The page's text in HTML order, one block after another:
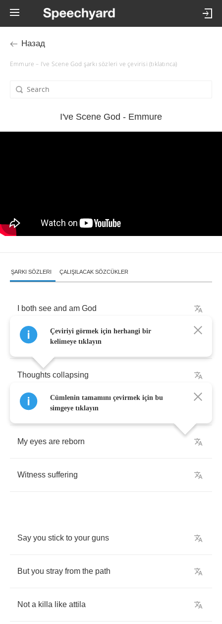
Назад
Emmure – I've Scene God şarkı sözleri ve çevirisi (tıklatınca)
I've Scene God - Emmure
ŞARKI SÖZLERI ÇALIŞILACAK SÖZCÜKLER
both see and am God
My eyes are reborn
Thoughts collapsing
both see and am God
My eyes are reborn
Witness suffering
Say you stick to your guns
But you stray from the path
Not a killa like attila
Çeviriyi görmek için herhangi bir
kelimeye tıklayın
Cümlenin tamamını çevirmek için bu
simgeye tıklayın